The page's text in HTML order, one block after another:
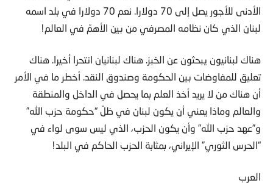
الأدنى للأجور يصل إلى 70 دولارا. نعم 70 دولارا في بلد اسمه
لبنان الذي كان نظامه المصرفي من بين الأهمّ في العالم!
هناك لبنانيون يبحثون عن الخبز. هناك لبنانيان انتحرا أخيرا. هناك
تعليق للمفاوضات بين الحكومة وصندوق النقد. أخطر ما في الأمر
أن هناك من لا يريد أخذ العلم بما يحصل في الداخل والمنطقة
والعالم وماذا يعني أن يكون لبنان في ظلّ “حكومة حزب الله”
و”عهد حزب الله” وأن يكون الحزب، الذي ليس سوى لواء في
“الحرس الثوري” الإيراني، بمثابة الحزب الحاكم في البلد!
العرب